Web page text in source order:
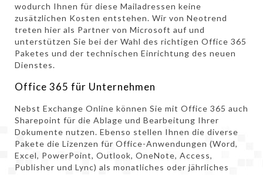
wodurch Ihnen für diese Mailadressen keine
zusätzlichen Kosten entstehen. Wir von Neotrend
treten hier als Partner von Microsoft auf und
unterstützen Sie bei der Wahl des richtigen Office 365
Paketes und der technischen Einrichtung des neuen
Dienstes.
Office 365 für Unternehmen
Nebst Exchange Online können Sie mit Office 365 auch
Sharepoint für die Ablage und Bearbeitung Ihrer
Dokumente nutzen. Ebenso stellen Ihnen die diverse
Pakete die Lizenzen für Office-Anwendungen (Word,
Excel, PowerPoint, Outlook, OneNote, Access,
Publisher und Lync) als monatliches oder jährliches